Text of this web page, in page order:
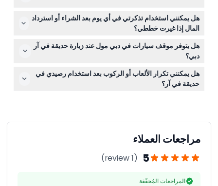
قد يكون لها قيود على الطول.
فقط أحضر نفسك وتأكيد تذكرتك. يوصى بارتداء ملابس وأحذية
مريحة، ويمكنك تعبئة أرصدة الألعاب إذا لزم الأمر داخل الحديقة.
هل يمكنني استخدام تذكرتي في أي يوم بعد الشراء أو استرداد
المال إذا غيرت خططي؟
التذاكر صالحة فقط للتاريخ المحدد وغير قابلة للاسترداد، ولا
يُسمح بالإلغاء. يرجى التأكد من خططك قبل الحجز.
هل يتوفر موقف سيارات في دبي مول عند زيارة حديقة في آر
دبي؟
نعم، يتوفر موقف سيارات مجاني في دبي مول، مما يجعل زيارة
حديقة في آر دبي مريحة.
هل يمكنني تكرار الألعاب أو الركوب بعد استخدام رصيدي في
حديقة في آر؟
مراجعات العملاء
5
(1 review)
المراجعات المُحقّقة